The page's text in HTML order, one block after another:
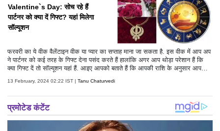
Valentine`s Day: सोच रहे हैं
पार्टनर को क्या दें गिफ्ट? यहां मिलेगा
सॉल्यूशन
फरवरी का ये वीक वैलेंटाइन वीक या प्यार का सप्ताह माना जा सकता है. इस वीक में आप अप
ने पार्टनर को कई तरह के गिफ्ट देना पसंद करते हैं हालांकि अगर आप थोड़ा परेशान हैं कि
क्या गिफ्ट दें तो सॉल्यूशन यहां हैं. आइए आपको बताते हैं कि आपकी राशि के अनुसार आपको
13 February, 2024 02:22 IST | Tanu Chaturvedi